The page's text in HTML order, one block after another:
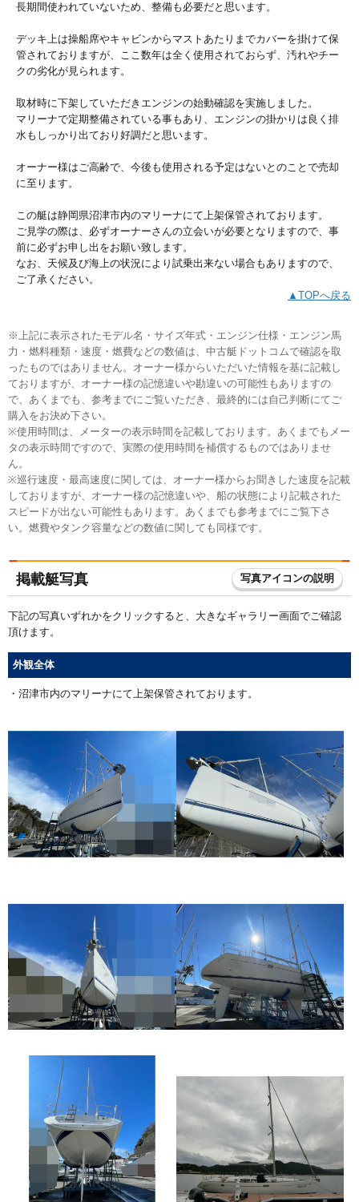
長期間使われていないため、整備も必要だと思います。
デッキ上は操船席やキャビンからマストあたりまでカバーを掛けて保
管されておりますが、ここ数年は全く使用されておらず、汚れやチー
クの劣化が見られます。
取材時に下架していただきエンジンの始動確認を実施しました。
マリーナで定期整備されている事もあり、エンジンの掛かりは良く排
水もしっかり出ており好調だと思います。
オーナー様はご高齢で、今後も使用される予定はないとのことで売却
に至ります。
この艇は静岡県沼津市内のマリーナにて上架保管されております。
ご見学の際は、必ずオーナーさんの立会いが必要となりますので、事
前に必ずお申し出をお願い致します。
なお、天候及び海上の状況により試乗出来ない場合もありますので、
ご了承ください。
▲TOPへ戻る
※上記に表示されたモデル名・サイズ年式・エンジン仕様・エンジン馬
力・燃料種類・速度・燃費などの数値は、中古艇ドットコムで確認を取
ったものではありません。オーナー様からいただいた情報を基に記載し
ておりますが、オーナー様の記憶違いや勘違いの可能性もありますの
で、あくまでも、参考までにご覧いただき、最終的には自己判断にてご
購入をお決め下さい。
※使用時間は、メーターの表示時間を記載しております。あくまでもメー
タの表示時間ですので、実際の使用時間を補償するものではありませ
ん。
※巡行速度・最高速度に関しては、オーナー様からお聞きした速度を記載
しておりますが、オーナー様の記憶違いや、船の状態により記載された
スピードが出ない可能性もあります。あくまでも参考までにご覧下さ
い。燃費やタンク容量などの数値に関しても同様です。
掲載艇写真 写真アイコンの説明
下記の写真いずれかをクリックすると、大きなギャラリー画面でご確認
頂けます。
外観全体
・沼津市内のマリーナにて上架保管されております。